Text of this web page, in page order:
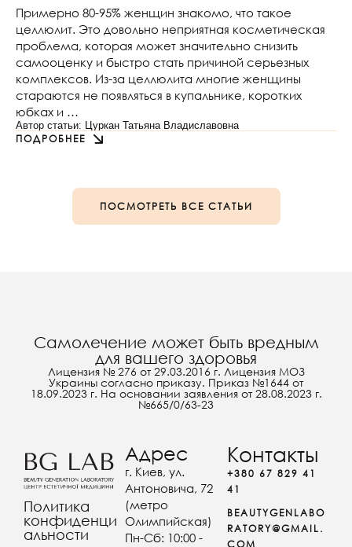
Примерно 80-95% женщин знакомо, что такое
целлюлит. Это довольно неприятная косметическая
проблема, которая может значительно снизить
самооценку и быстро стать причиной серьезных
комплексов. Из-за целлюлита многие женщины
стараются не появляться в купальнике, коротких
юбках и …
Автор статьи: Цуркан Татьяна Владиславовна
ПОДРОБНЕЕ
ПОСМОТРЕТЬ ВСЕ СТАТЬИ
Самолечение может быть вредным
для вашего здоровья
Лицензия № 276 от 29.03.2016 г. Лицензия МОЗ
Украины согласно приказу. Приказ №1644 от
18.09.2023 г. На основании заявления от 28.08.2023 г.
№665/0/63-23
Политика
конфиденци
альности
Адрес
г. Киев, ул.
Антоновича, 72
(метро
Олимпийская)
Пн-Сб: 10:00 -
Контакты
+380 67 829 41
41
BEAUTYGENLABO
RATORY@GMAIL.